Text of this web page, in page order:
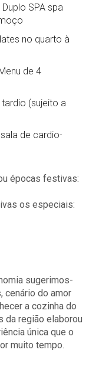
SPA spa
no quarto à
de 4
(sujeito a
de cardio-
épocas festivas:
os especiais:
sugerimos-
cenário do amor
a cozinha do
da região elaborou
única que o
muito tempo.